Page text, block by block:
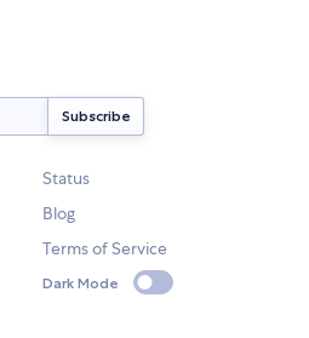
Status
Blog
Terms of Service
Dark Mode